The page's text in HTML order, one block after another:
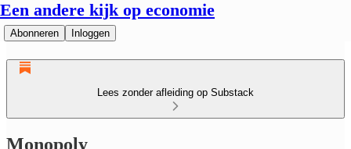
Een andere kijk op economie
Abonneren Inloggen
Lees zonder afleiding op Substack
Monopoly